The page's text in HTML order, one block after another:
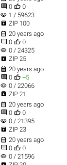
 0  0
visibility 1 / 59623
 ZIP 100
 20 years ago
 0  0
visibility 0 / 24325
 ZIP 25
 20 years ago
 0  +5
visibility 0 / 22066
 ZIP 21
 20 years ago
 0  0
visibility 0 / 21395
 ZIP 23
 20 years ago
 0  0
visibility 0 / 21596